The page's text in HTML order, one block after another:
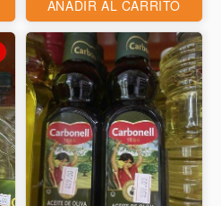
AÑADIR AL CARRITO